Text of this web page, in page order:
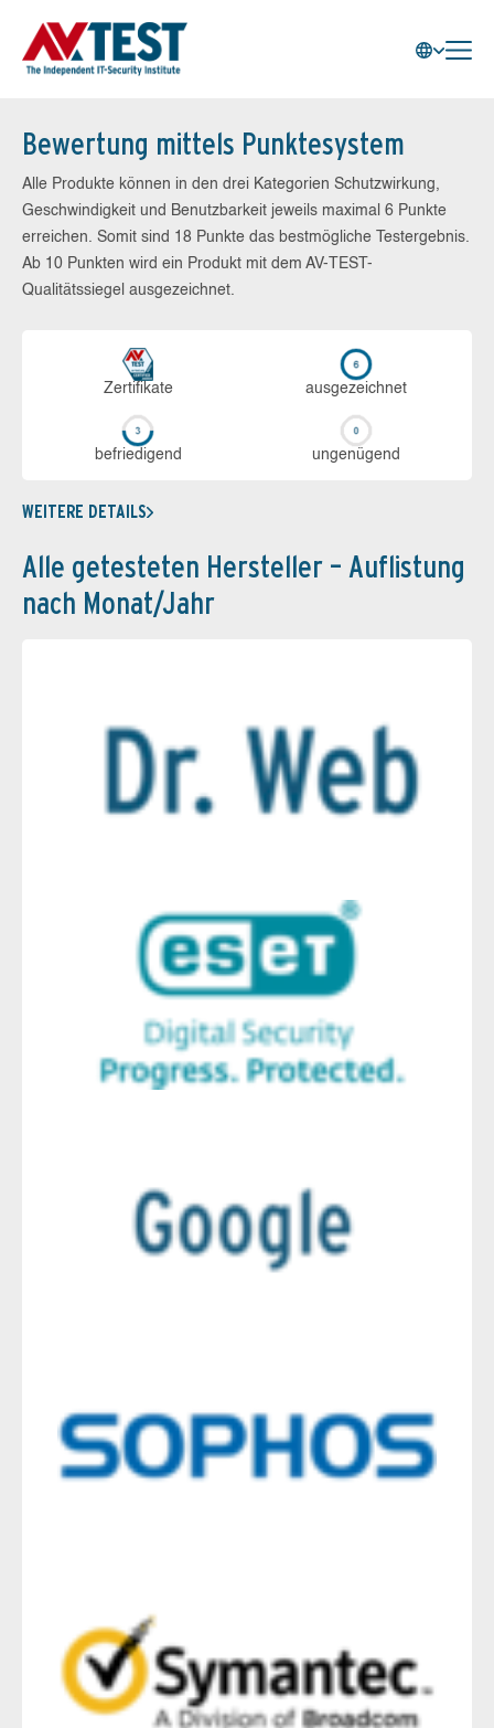
Bewertung mittels Punktesystem
Alle Produkte können in den drei Kategorien Schutzwirkung,
Geschwindigkeit und Benutzbarkeit jeweils maximal 6 Punkte
erreichen. Somit sind 18 Punkte das bestmögliche Testergebnis.
Ab 10 Punkten wird ein Produkt mit dem AV-TEST-
Qualitätssiegel ausgezeichnet.
Zerti­fikate aus­ge­zeich­net
be­frie­di­gend un­ge­nü­gend
WEITERE DETAILS
Alle getesteten Hersteller – Auflistung
nach Monat/Jahr